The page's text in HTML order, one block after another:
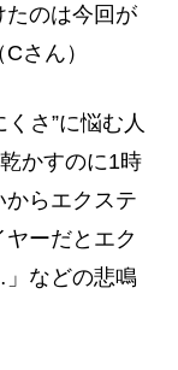
たのは今回が
さん）
さ”に悩む人
かすのに1時
からエクステ
ーだとエク
などの悲鳴